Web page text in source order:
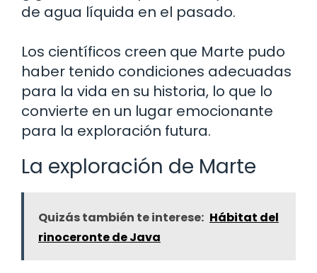
de agua líquida en el pasado.
Los científicos creen que Marte pudo
haber tenido condiciones adecuadas
para la vida en su historia, lo que lo
convierte en un lugar emocionante
para la exploración futura.
La exploración de Marte
Quizás también te interese: Hábitat del
rinoceronte de Java